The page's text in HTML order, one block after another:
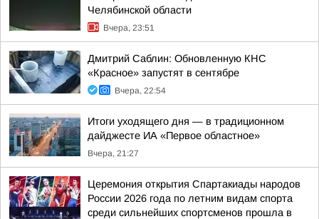
Челябинской области
Вчера, 23:51
Дмитрий Саблин: Обновленную КНС
«Красное» запустят в сентябре
Вчера, 22:54
Итоги уходящего дня — в традиционном
дайджесте ИА «Первое областное»
Вчера, 21:27
Церемония открытия Спартакиады народов
России 2026 года по летним видам спорта
среди сильнейших спортсменов прошла в